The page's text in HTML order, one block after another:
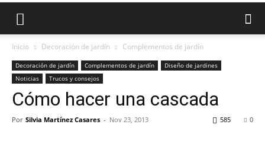
Inicio Decoración de jardín Complementos de jardín
Decoración de jardín Complementos de jardín
Diseño de jardines
Noticias
Trucos y consejos
Cómo hacer una cascada
Por Silvia Martínez Casares - Nov 23, 2013 0
585